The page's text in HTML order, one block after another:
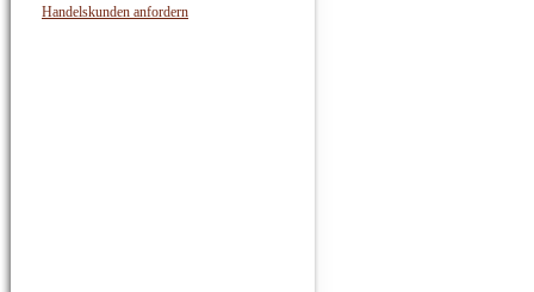
Handelskunden anfordern